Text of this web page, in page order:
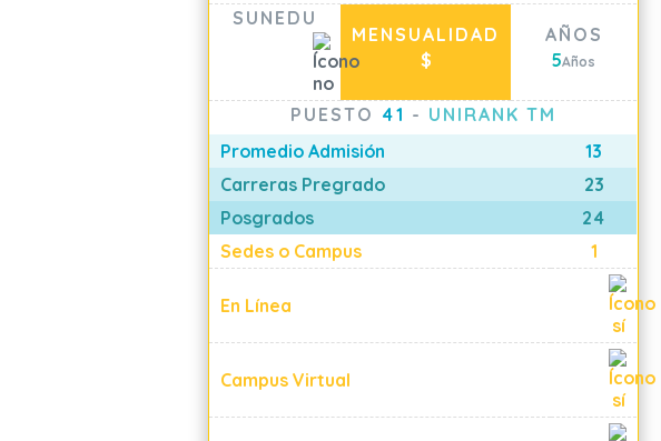
SUNEDU
MENSUALIDAD
$
AÑOS
5Años
PUESTO 41 - UNIRANK TM
Promedio Admisión
13
Carreras Pregrado
23
Posgrados
24
Sedes o Campus
1
En Línea
Campus Virtual